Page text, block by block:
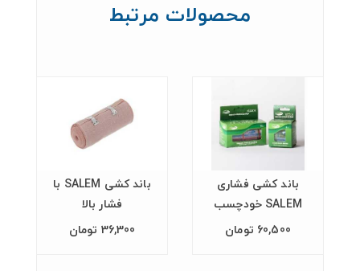
محصولات مرتبط
باند كشی SALEM با
فشار بالا
36,300 تومان
باند كشی فشاری
SALEM خودچسب
60,500 تومان